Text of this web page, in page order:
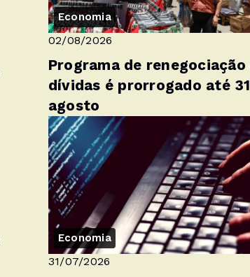
Economia
02/08/2026
Programa de renegociação
dívidas é prorrogado até
agosto
Economia
31/07/2026